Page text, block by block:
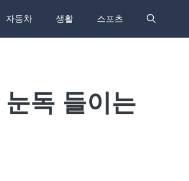
자동차 생활 스포츠
독 들이는